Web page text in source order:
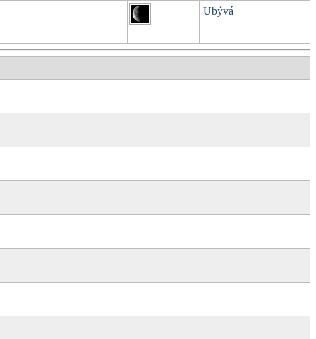
Ubývá